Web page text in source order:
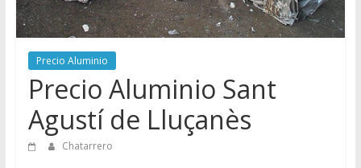
para
vender
Chatarra
Precio Aluminio
Precio Aluminio Sant
Agustí de Lluçanès
Chatarrero